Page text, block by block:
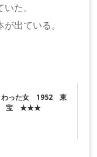
た。
出ている。
わった女 1952 東
宝 ★★★